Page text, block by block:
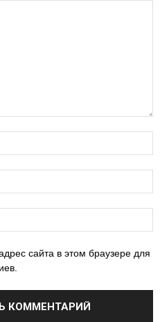
сайта в этом браузере для